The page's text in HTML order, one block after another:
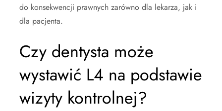
do konsekwencji prawnych zarówno dla lekarza, jak i
dla pacjenta.
Czy dentysta może
wystawić L4 na podstawie
wizyty kontrolnej?